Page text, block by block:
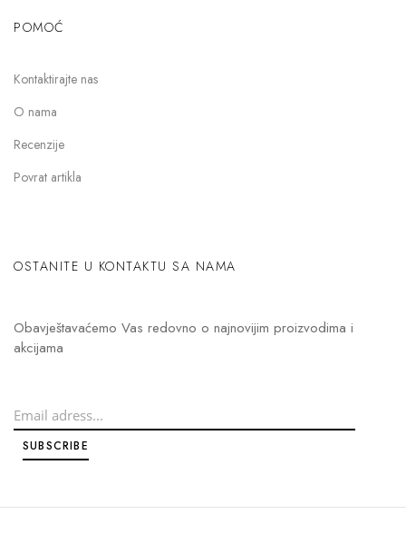
POMOĆ
Kontaktirajte nas
O nama
Recenzije
Povrat artikla
OSTANITE U KONTAKTU SA NAMA
Obavještavaćemo Vas redovno o najnovijim proizvodima i
akcijama